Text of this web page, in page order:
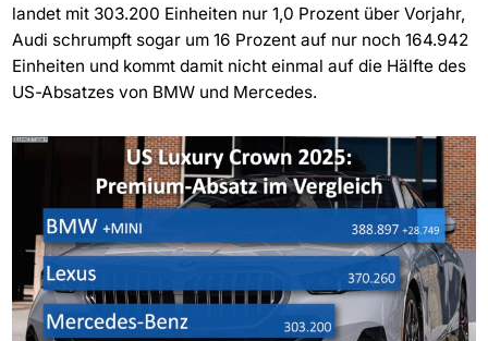
landet mit 303.200 Einheiten nur 1,0 Prozent über Vorjahr,
Audi schrumpft sogar um 16 Prozent auf nur noch 164.942
Einheiten und kommt damit nicht einmal auf die Hälfte des
US-Absatzes von BMW und Mercedes.